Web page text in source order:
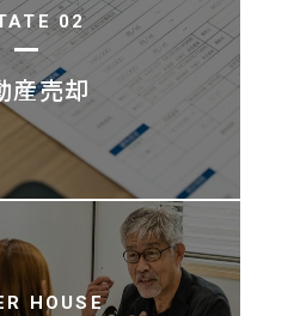
02
産売却
HOUSE